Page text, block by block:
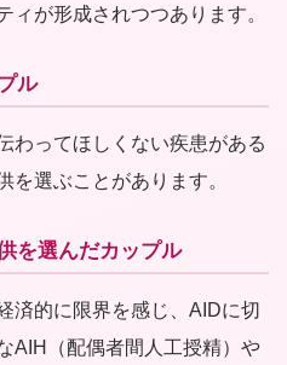
ィが形成されつつあります。
ル
わってほしくない疾患がある
を選ぶことがあります。
を選んだカップル
済的に限界を感じ、AIDに切
AIH（配偶者間人工授精）や